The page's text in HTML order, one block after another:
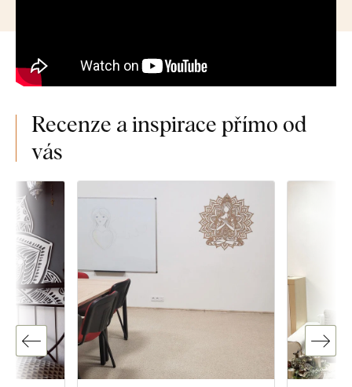
Recenze a inspirace přímo od
vás